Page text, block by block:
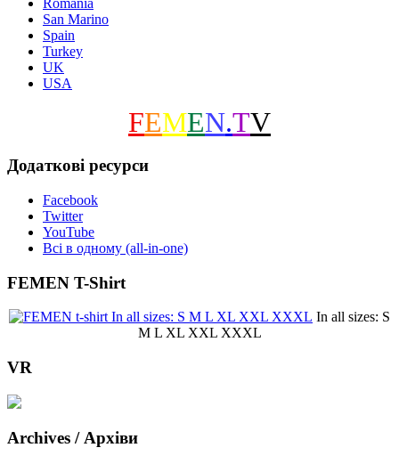
Romania
San Marino
Spain
Turkey
UK
USA
FEMEN.TV
Додаткові ресурси
Facebook
Twitter
YouTube
Всі в одному (all-in-one)
FEMEN T-Shirt
In all sizes: S
M L XL XXL XXXL
VR
Archives / Архіви